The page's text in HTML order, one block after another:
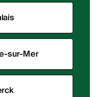
sur-Mer